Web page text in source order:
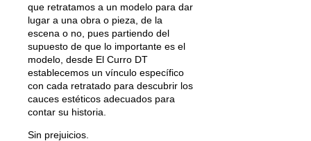
que retratamos a un modelo para dar
lugar a una obra o pieza, de la
escena o no, pues partiendo del
supuesto de que lo importante es el
modelo, desde El Curro DT
establecemos un vínculo específico
con cada retratado para descubrir los
cauces estéticos adecuados para
contar su historia.
Sin prejuicios.